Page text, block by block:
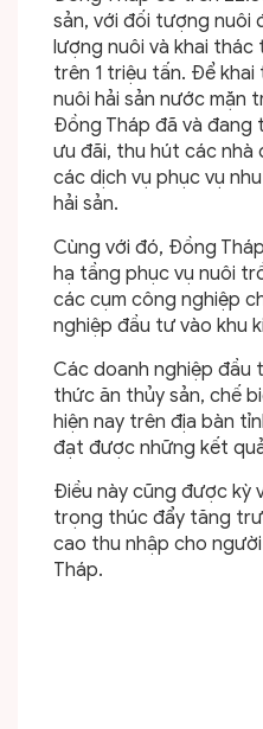
sản, với đối tượng nuôi
lượng nuôi và khai thác
trên 1 triệu tấn. Để khai
nuôi hải sản nước mặn
Đồng Tháp đã và đang
ưu đãi, thu hút các
các dịch vụ phục vụ
hải sản.
Cùng với đó, Đồng
hạ tầng phục vụ nuôi
các cụm công nghiệp
nghiệp đầu tư vào khu
Các doanh nghiệp đầu
thức ăn thủy sản, chế
hiện nay trên địa bàn
đạt được những kết
Điều này cũng được kỳ
trọng thúc đẩy tăng
cao thu nhập cho
Tháp.